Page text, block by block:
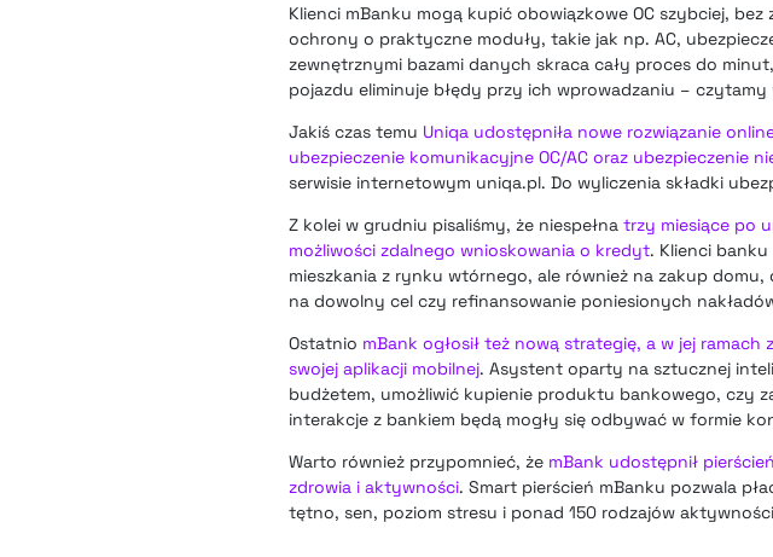
Klienci mBanku mogą kupić obowiązkowe OC szybciej,
ochrony o praktyczne moduły, takie jak np. AC,
zewnętrznymi bazami danych skraca cały proces do
pojazdu eliminuje błędy przy ich wprowadzaniu –
Jakiś czas temu Uniqa udostępniła nowe rozwiązanie
ubezpieczenie komunikacyjne OC/AC oraz ubezpieczenie
serwisie internetowym uniqa.pl. Do wyliczenia składki
Z kolei w grudniu pisaliśmy, że niespełna trzy miesiące po
możliwości zdalnego wnioskowania o kredyt. Klienci
mieszkania z rynku wtórnego, ale również na zakup
na dowolny cel czy refinansowanie poniesionych
Ostatnio mBank ogłosił też nową strategię, a w jej
swojej aplikacji mobilnej. Asystent oparty na sztucznej
budżetem, umożliwić kupienie produktu bankowego, czy
interakcje z bankiem będą mogły się odbywać w formie
Warto również przypomnieć, że mBank udostępnił
zdrowia i aktywności. Smart pierścień mBanku pozwala
tętno, sen, poziom stresu i ponad 150 rodzajów